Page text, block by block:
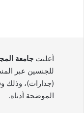
أعلنت جامعة
للجنسين عبر
(جدارات)، وذلك
الموضحة أدناه.